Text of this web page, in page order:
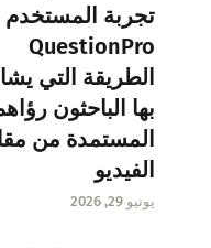
تجربة
QuestionPro
الطريقة التي
بها الباحثون
المستمدة من
الفيديو
يونيو 29, 2026